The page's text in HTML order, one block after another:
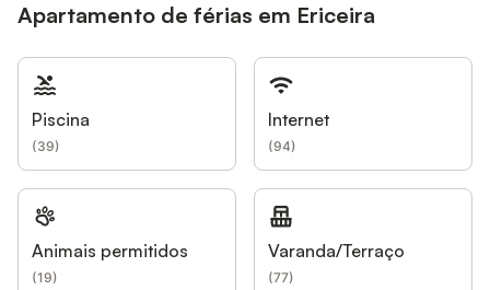
Apartamento de férias em Ericeira
Piscina
(39)
Internet
(94)
Animais permitidos
(19)
Varanda/Terraço
(77)